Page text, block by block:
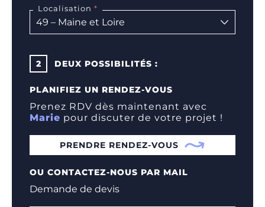
Localisation
2 DEUX POSSIBILITÉS :
PLANIFIEZ UN RENDEZ-VOUS
Prenez RDV dès maintenant avec
Marie pour discuter de votre projet !
PRENDRE RENDEZ-VOUS
OU CONTACTEZ-NOUS PAR MAIL
Demande de devis